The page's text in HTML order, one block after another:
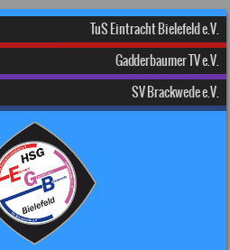
TuS Eintracht Bielefeld e.V.
Gadderbaumer TV e.V.
SV Brackwede e.V.